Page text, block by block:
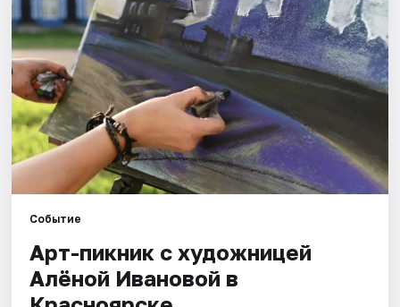
Экскурсии
Спорт
События
Города
Площадки
Артисты
Рейтинги
Событие
Арт-пикник с художницей
Алёной Ивановой в